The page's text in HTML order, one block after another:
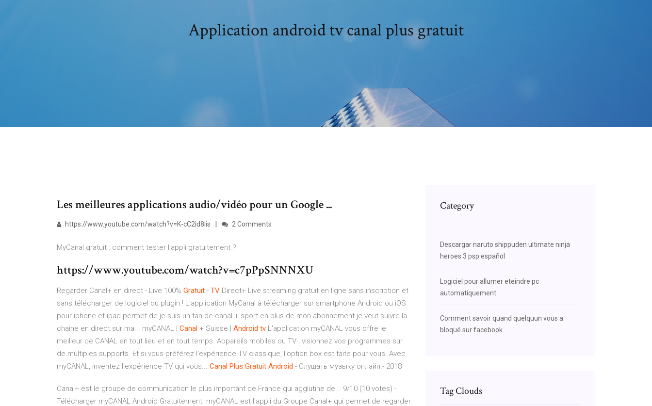
Application android tv canal plus gratuit
Les meilleures applications audio/vidéo pour un Google ...
https://www.youtube.com/watch?v=K-cC2id8iis 2 Comments
MyCanal gratuit : comment tester l'appli gratuitement ?
https://www.youtube.com/watch?v=c7pPpSNNNXU
Regarder Canal+ en direct - Live 100% Gratuit - TV Direct+ Live streaming gratuit en ligne sans inscription et
sans télécharger de logiciel ou plugin ! L'application MyCanal à télécharger sur smartphone Android ou iOS
pour iphone et ipad permet de je suis un fan de canal + sport en plus de mon abonnement je veut suivre la
chaine en direct sur ma... myCANAL | Canal + Suisse | Android tv L'application myCANAL vous offre le
meilleur de CANAL en tout lieu et en tout temps. Appareils mobiles ou TV : visionnez vos programmes sur
de multiples supports. Et si vous préférez l'expérience TV classique, l'option box est faite pour vous. Avec
myCANAL, inventez l'expérience TV qui vous... Canal Plus Gratuit Android - Слушать музыку онлайн - 2018
Canal+ est le groupe de communication le plus important de France qui agglutine de... 9/10 (10 votes) -
Télécharger myCANAL Android Gratuitement. myCANAL est l'appli du Groupe Canal+ qui permet de regarder
Category
Descargar naruto shippuden ultimate ninja
heroes 3 psp español
Logiciel pour allumer eteindre pc
automatiquement
Comment savoir quand quelquun vous a
bloqué sur facebook
Tag Clouds